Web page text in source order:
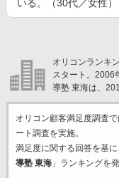
いる。（30代／女性）
オリコンランキ
スタート。2006
導塾 東海は、
オリコン顧客満足度調査
ート調査を実施。
満足度に関する回答を基
導塾 東海」ランキングを